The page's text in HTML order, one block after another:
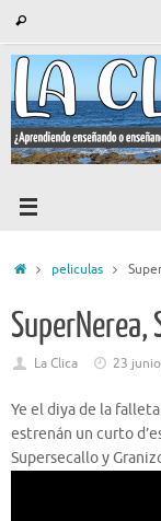
contenido
Buscar
Iniciopeliculas
SuperNerea,
La Clica 23
Ye el diya de la
estrenán un curto
Supersecallo y